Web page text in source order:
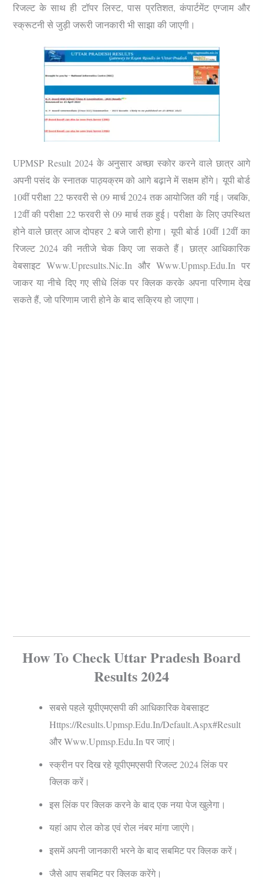
रिजल्ट के साथ ही टॉपर लिस्ट, पास प्रतिशत, कंपार्टमेंट एग्जाम और
स्क्रूटनी से जुड़ी जरूरी जानकारी भी साझा की जाएगी।
UPMSP Result 2024 के अनुसार अच्छा स्कोर करने वाले छात्र आगे
अपनी पसंद के स्नातक पाठ्यक्रम को आगे बढ़ाने में सक्षम होंगे। यूपी बोर्ड
10वीं परीक्षा 22 फरवरी से 09 मार्च 2024 तक आयोजित की गई। जबकि,
12वीं की परीक्षा 22 फरवरी से 09 मार्च तक हुई। परीक्षा के लिए उपस्थित
होने वाले छात्र आज दोपहर 2 बजे जारी होगा। यूपी बोर्ड 10वीं 12वीं का
रिजल्ट 2024 की नतीजे चेक किए जा सकते हैं। छात्र आधिकारिक
वेबसाइट Www.upresults.nic.in और Www.upmsp.edu.in पर
जाकर या नीचे दिए गए सीधे लिंक पर क्लिक करके अपना परिणाम देख
सकते हैं, जो परिणाम जारी होने के बाद सक्रिय हो जाएगा।
How To Check Uttar Pradesh Board
Results 2024
सबसे पहले यूपीएमएसपी की आधिकारिक वेबसाइट
Https://results.upmsp.edu.in/Default.aspx#result
और Www.upmsp.edu.in पर जाएं।
स्क्रीन पर दिख रहे यूपीएमएसपी रिजल्ट 2024 लिंक पर
क्लिक करें।
इस लिंक पर क्लिक करने के बाद एक नया पेज खुलेगा।
यहां आप रोल कोड एवं रोल नंबर मांगा जाएंगे।
इसमें अपनी जानकारी भरने के बाद सबमिट पर क्लिक करें।
जैसे आप सबमिट पर क्लिक करेंगे।